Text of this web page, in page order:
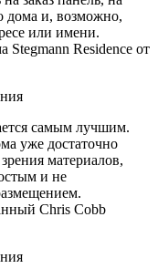
дома и, возможно,
или имени.
Residence от
самым лучшим.
уже достаточно
материалов,
и не
Chris Cobb